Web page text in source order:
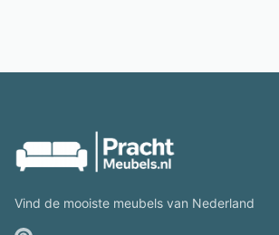
Vind de mooiste meubels van Nederland